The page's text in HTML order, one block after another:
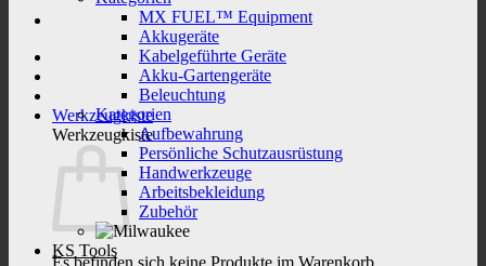
Werkzeugkiste
Werkzeugkiste
Es befinden sich keine Produkte im Warenkorb.
MX FUEL™ Equipment
Akkugeräte
Kabelgeführte Geräte
Akku-Gartengeräte
Beleuchtung
Kategorien
Aufbewahrung
Persönliche Schutzausrüstung
Handwerkzeuge
Arbeitsbekleidung
Zubehör
KS Tools